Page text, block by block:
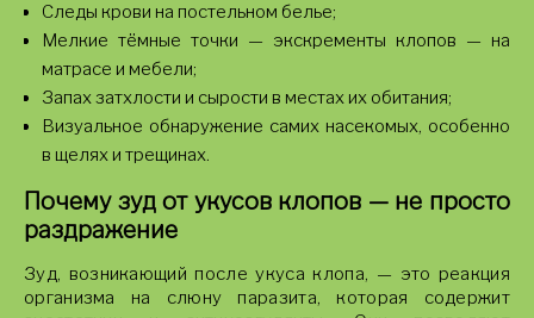
Следы крови на постельном белье;
Мелкие тёмные точки — экскременты клопов — на
матрасе и мебели;
Запах затхлости и сырости в местах их обитания;
Визуальное обнаружение самих насекомых, особенно
в щелях и трещинах.
Почему зуд от укусов клопов — не просто
раздражение
Зуд, возникающий после укуса клопа, — это реакция
организма на слюну паразита, которая содержит